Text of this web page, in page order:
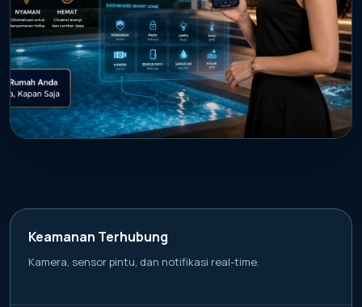
Keamanan Terhubung
Kamera, sensor pintu, dan notifikasi real-time.